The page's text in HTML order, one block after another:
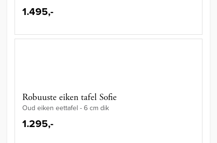
1.495,-
Robuuste eiken tafel Sofie
Oud eiken eettafel - 6 cm dik
1.295,-